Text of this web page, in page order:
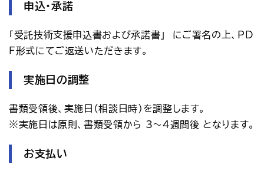
申込・承諾
「受託技術支援申込書および承諾書」　にご署名の上、PD
F形式にてご返送いただきます。
実施日の調整
書類受領後、実施日（相談日時）を調整します。
※実施日は原則、書類受領から 3～4週間後 となります。
お支払い